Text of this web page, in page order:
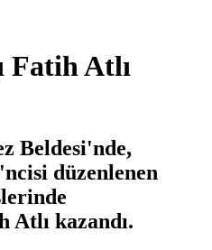
Fatih Atlı
Beldesi'nde,
düzenlenen
Atlı kazandı.